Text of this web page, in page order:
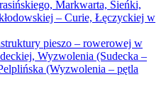
Markwarta, Sieńki,
– Curie, Łęczyckiej w
pieszo – rowerowej w
Wyzwolenia (Sudecka –
(Wyzwolenia – pętla